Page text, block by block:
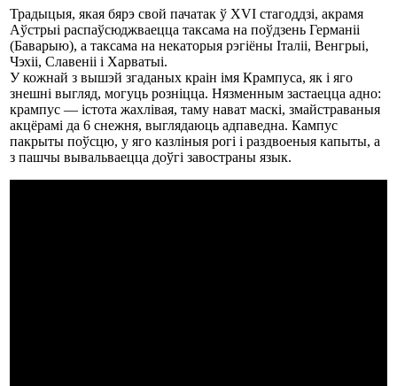
Традыцыя, якая бярэ свой пачатак ў XVI стагоддзі, акрамя
Аўстрыі распаўсюджваецца таксама на поўдзень Германіі
(Баварыю), а таксама на некаторыя рэгіёны Італіі, Венгрыі,
Чэхіі, Славеніі і Харватыі.
У кожнай з вышэй згаданых краін імя Крампуса, як і яго
знешні выгляд, могуць розніцца. Нязменным застаецца адно:
крампус — істота жахлівая, таму нават маскі, змайстраваныя
акцёрамі да 6 снежня, выглядаюць адпаведна. Кампус
пакрыты поўсцю, у яго казліныя рогі і раздвоеныя капыты, а
з пашчы вывальваецца доўгі завостраны язык.